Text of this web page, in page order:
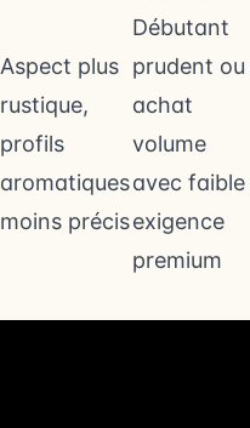
Aspect plus
rustique,
profils
aromatiques
moins précis
Débutant
prudent ou
achat
volume
avec faible
exigence
premium